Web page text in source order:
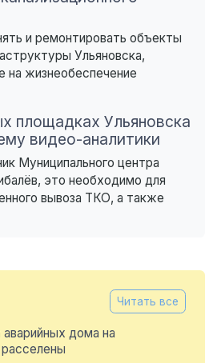
и ремонтировать объекты
Ульяновска,
жизнеобеспечение
площадках Ульяновска
видео-аналитики
Муниципального центра
это необходимо для
вывоза ТКО, а также
Читать все
дома на